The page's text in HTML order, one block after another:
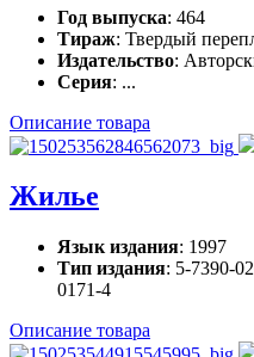
Год выпуска: 464
Тираж: Твердый
Издательство:
Серия: ...
Описание товара
Жилье
Язык издания: 1997
Тип издания: 5-7390-
0171-4
Описание товара